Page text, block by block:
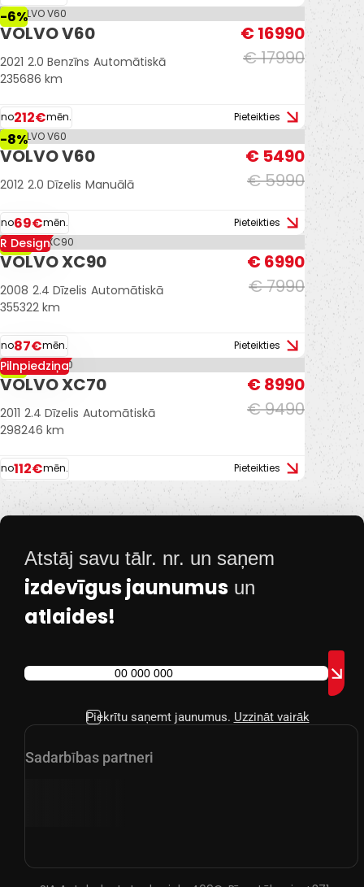
-6%
VOLVO V60
€ 17990
€ 16990
2021 2.0 Benzīns Automātiskā
235686 km
no212€mēn. Pieteikties
-8%
VOLVO V60
€ 5990
€ 5490
2012 2.0 Dīzelis Manuālā
no69€mēn. Pieteikties
-13%
R Design
VOLVO XC90
€ 7990
€ 6990
2008 2.4 Dīzelis Automātiskā
355322 km
no87€mēn. Pieteikties
-5%
Pilnpiedziņa
VOLVO XC70
€ 9490
€ 8990
2011 2.4 Dīzelis Automātiskā
298246 km
no112€mēn. Pieteikties
Atstāj savu tālr. nr. un saņem
izdevīgus jaunumus un
atlaides!
Piekrītu saņemt jaunumus. Uzzināt vairāk
Sadarbības partneri